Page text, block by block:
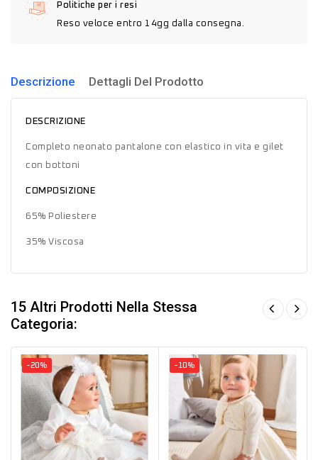
Politiche per i resi
Reso veloce entro 14gg dalla consegna.
Descrizione Dettagli Del Prodotto
DESCRIZIONE
Completo neonato pantalone con elastico in vita e gilet
con bottoni
COMPOSIZIONE
65% Poliestere
35% Viscosa
15 Altri Prodotti Nella Stessa
Categoria:
-20% -10%